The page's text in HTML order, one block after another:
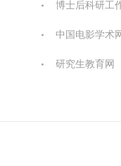
博士后科研工
中国电影学术
研究生教育网